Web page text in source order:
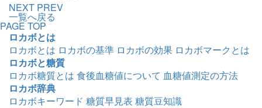
NEXT PREV
一覧へ戻る
PAGE TOP
ロカボとは
ロカボとは ロカボの基準 ロカボの効果 ロカボマークとは
ロカボと糖質
ロカボ糖質とは 食後血糖値について 血糖値測定の方法
ロカボ辞典
ロカボキーワード 糖質早見表 糖質豆知識